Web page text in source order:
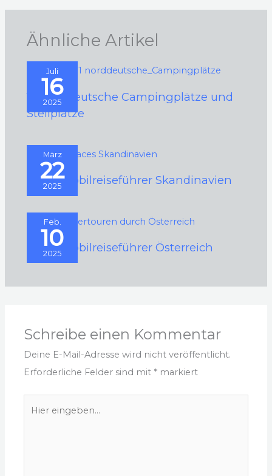
Ähnliche Artikel
Juli
16
2025
111 norddeutsche Campingplätze und
Stellplätze
März
22
2025
Wohnmobilreiseführer Skandinavien
Feb.
10
2025
Wohnmobilreiseführer Österreich
Schreibe einen Kommentar
Deine E-Mail-Adresse wird nicht veröffentlicht.
Erforderliche Felder sind mit * markiert